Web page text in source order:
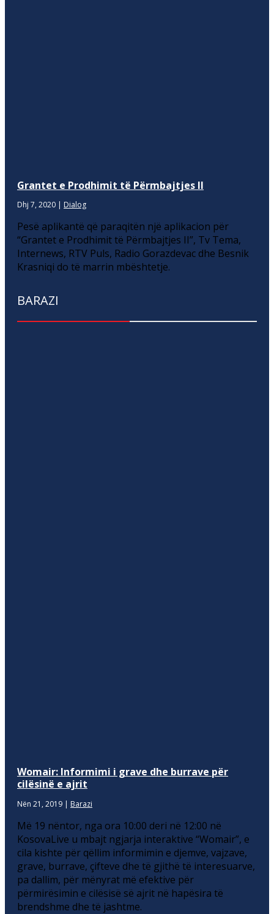
Grantet e Prodhimit të Përmbajtjes II
Dhj 7, 2020 | Dialog
Pesë aplikantë që paraqitën një aplikacion për
“Grantet e Prodhimit të Përmbajtjes II”, Tv Tema,
Internews, RTV Puls, Radio Gorazdevac dhe Besnik
Krasniqi do të marrin mbështetje.
BARAZI
Womair: Informimi i grave dhe burrave për
cilësinë e ajrit
Nën 21, 2019 | Barazi
Më 19 nëntor, nga ora 10:00 deri në 12:00 në
KosovaLive u mbajt ngjarja interaktive “Womair”, e
cila kishte për qëllim informimin e djemve, vajzave,
grave, burrave, çifteve dhe të gjithë të interesuarve,
pa dallim, për mënyrat më efektive për
përmirësimin e cilësisë së ajrit në hapësira të
brendshme dhe të jashtme.